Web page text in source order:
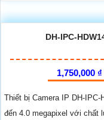
DH-IPC-
1,750,000 ₫
Thiết bị Camera IP DH-IPC-
đến 4.0 megapixel với chất